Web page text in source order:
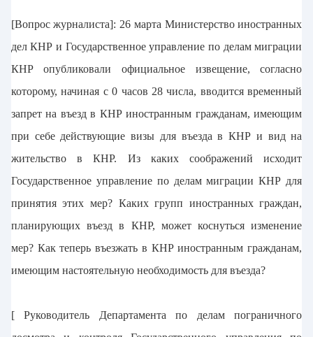
[Вопрос журналиста]: 26 марта Министерство иностранных
дел КНР и Государственное управление по делам миграции
КНР опубликовали официальное извещение, согласно
которому, начиная с 0 часов 28 числа, вводится временный
запрет на въезд в КНР иностранным гражданам, имеющим
при себе действующие визы для въезда в КНР и вид на
жительство в КНР. Из каких соображений исходит
Государственное управление по делам миграции КНР для
принятия этих мер? Каких групп иностранных граждан,
планирующих въезд в КНР, может коснуться изменение
мер? Как теперь въезжать в КНР иностранным гражданам,
имеющим настоятельную необходимость для въезда?
[ Руководитель Департамента по делам пограничного